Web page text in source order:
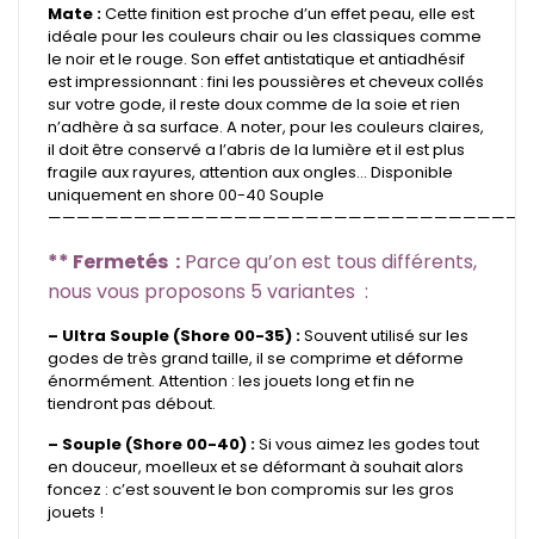
Mate :Cette finition est proche d’un effet peau, elle est
idéale pour les couleurs chair ou les classiques comme
le noir et le rouge. Son effet antistatique et antiadhésif
est impressionnant : fini les poussières et cheveux collés
sur votre gode, il reste doux comme de la soie et rien
n’adhère à sa surface. A noter, pour les couleurs claires,
il doit être conservé a l’abris de la lumière et il est plus
fragile aux rayures, attention aux ongles… Disponible
uniquement en shore 00-40 Souple
** Fermetés :Parce qu’on est tous différents,
nous vous proposons 5 variantes :
– Ultra Souple (Shore 00-35) :Souvent utilisé sur les
godes de très grand taille, il se comprime et déforme
énormément. Attention : les jouets long et fin ne
tiendront pas débout.
– Souple (Shore 00-40) :Si vous aimez les godes tout
en douceur, moelleux et se déformant à souhait alors
foncez : c’est souvent le bon compromis sur les gros
jouets !